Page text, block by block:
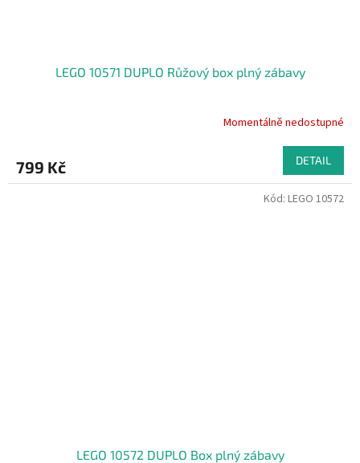
LEGO 10571 DUPLO Růžový box plný zábavy
Momentálně nedostupné
799 Kč DETAIL
LEGO 10572 DUPLO Box plný zábavy
Kód: LEGO 10572